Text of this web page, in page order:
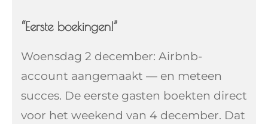
“Eerste boekingen!”
Woensdag 2 december: Airbnb-
account aangemaakt — en meteen
succes. De eerste gasten boekten direct
voor het weekend van 4 december. Dat